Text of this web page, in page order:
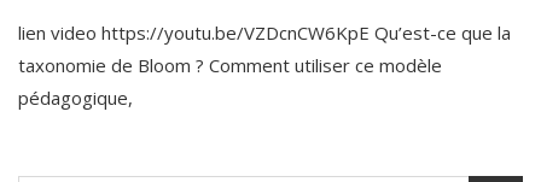
A
N
6
Taxonomie
De
lien video https://youtu.be/VZDcnCW6KpE Qu’est-ce que la
taxonomie de Bloom ? Comment utiliser ce modèle
pédagogique,